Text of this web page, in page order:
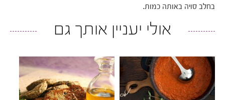
בחלב סויה באותה כמות.
אולי יעניין אותך גם